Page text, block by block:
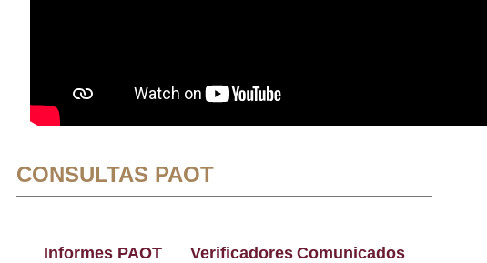
CONSULTAS PAOT
Informes PAOT
Verificadores Comunicados